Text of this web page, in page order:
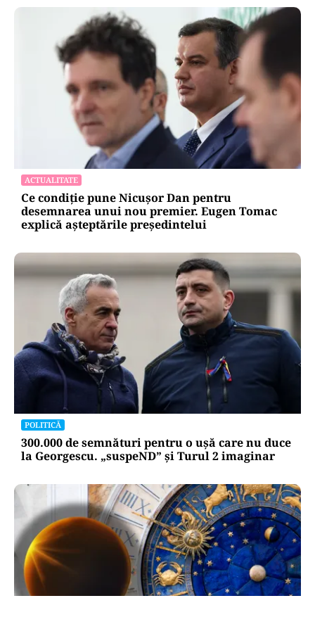
ACTUALITATE
Ce condiție pune Nicușor Dan pentru
desemnarea unui nou premier. Eugen Tomac
explică așteptările președintelui
POLITICĂ
300.000 de semnături pentru o ușă care nu duce
la Georgescu. „suspeND” și Turul 2 imaginar